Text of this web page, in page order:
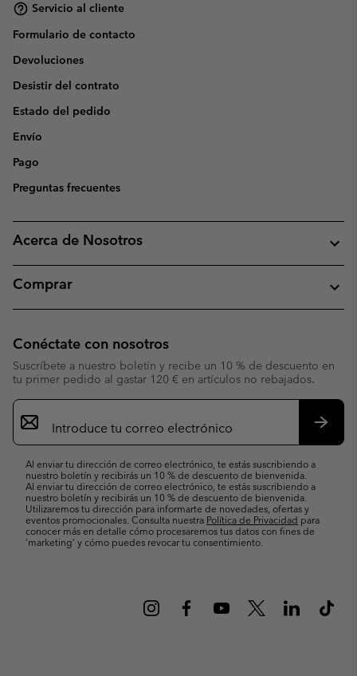
Servicio al cliente
Formulario de contacto
Devoluciones
Desistir del contrato
Estado del pedido
Envío
Pago
Preguntas frecuentes
Acerca de Nosotros
Comprar
Conéctate con nosotros
Suscríbete a nuestro boletín y recibe un 10 % de descuento en
tu primer pedido al gastar 120 € en artículos no rebajados.
Suscripción
de
correo
Al enviar tu dirección de correo electrónico, te estás suscribiendo a
nuestro boletín y recibirás un 10 % de descuento de bienvenida.
Al enviar tu dirección de correo electrónico, te estás suscribiendo a
nuestro boletín y recibirás un 10 % de descuento de bienvenida.
Utilizaremos tu dirección para informarte de novedades, ofertas y
eventos promocionales. Consulta nuestra Política de Privacidad para
conocer más en detalle cómo procesaremos tus datos con fines de
’marketing’ y cómo puedes revocar tu consentimiento.